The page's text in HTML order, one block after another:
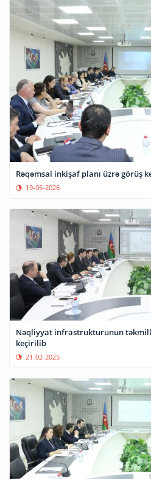
Rəqəmsal inkişaf planı üzrə görüş
19-05-2026
Nəqliyyat infrastrukturunun
keçirilib
21-02-2025